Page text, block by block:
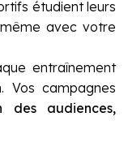
étudient leurs
avec votre
entraînement
Vos campagnes
des audiences,